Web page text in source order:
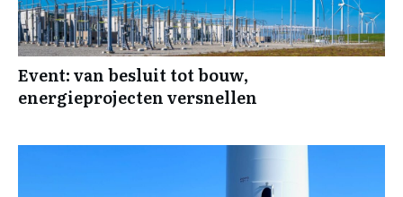
Event: van besluit tot bouw,
energieprojecten versnellen